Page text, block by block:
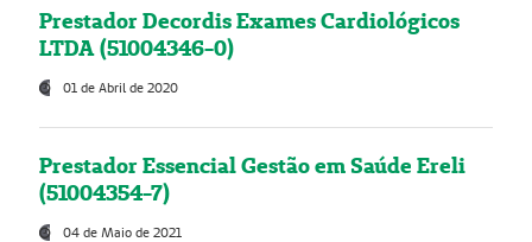
Prestador Decordis Exames Cardiológicos
LTDA (51004346-0)
01 de Abril de 2020
Prestador Essencial Gestão em Saúde Ereli
(51004354-7)
04 de Maio de 2021